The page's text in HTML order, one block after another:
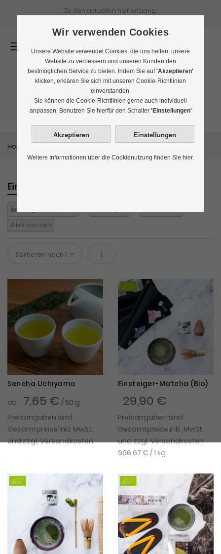
Zu den aktuellen hier entlang.
Bestseller
Home
Einkaufen nach
Anbaugebiet:
Alles löschen
In absteigender Reihenfolge
Sencha Uchiyama
ab
7,65 € / 50 g
Preisangaben sind
Gesamtpreise inkl. MwSt.
und zzgl.Versandkosten
Einsteiger-Matcha (Bio)
29,90 €
Preisangaben sind
Gesamtpreise inkl. MwSt.
und zzgl.Versandkosten
996,67 € / 1 kg
Wir verwenden Cookies
Unsere Website verwendet Cookies, die uns helfen, unsere
Website zu verbessern und unseren Kunden den
bestmöglichen Service zu bieten. Indem Sie auf'Akzeptieren'
klicken, erklären Sie sich mit unseren Cookie-Richtlinien
einverstanden.
Sie können die Cookie-Richtlinien gerne auch individuell
anpassen. Benutzen Sie hierfür den Schalter 'Einstellungen'
Weitere Informationen über die Cookienutzung finden Sie hier.